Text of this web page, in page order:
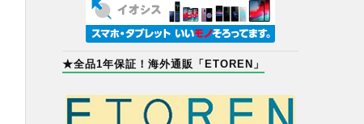
★全品1年保証！海外通販「ETOREN」